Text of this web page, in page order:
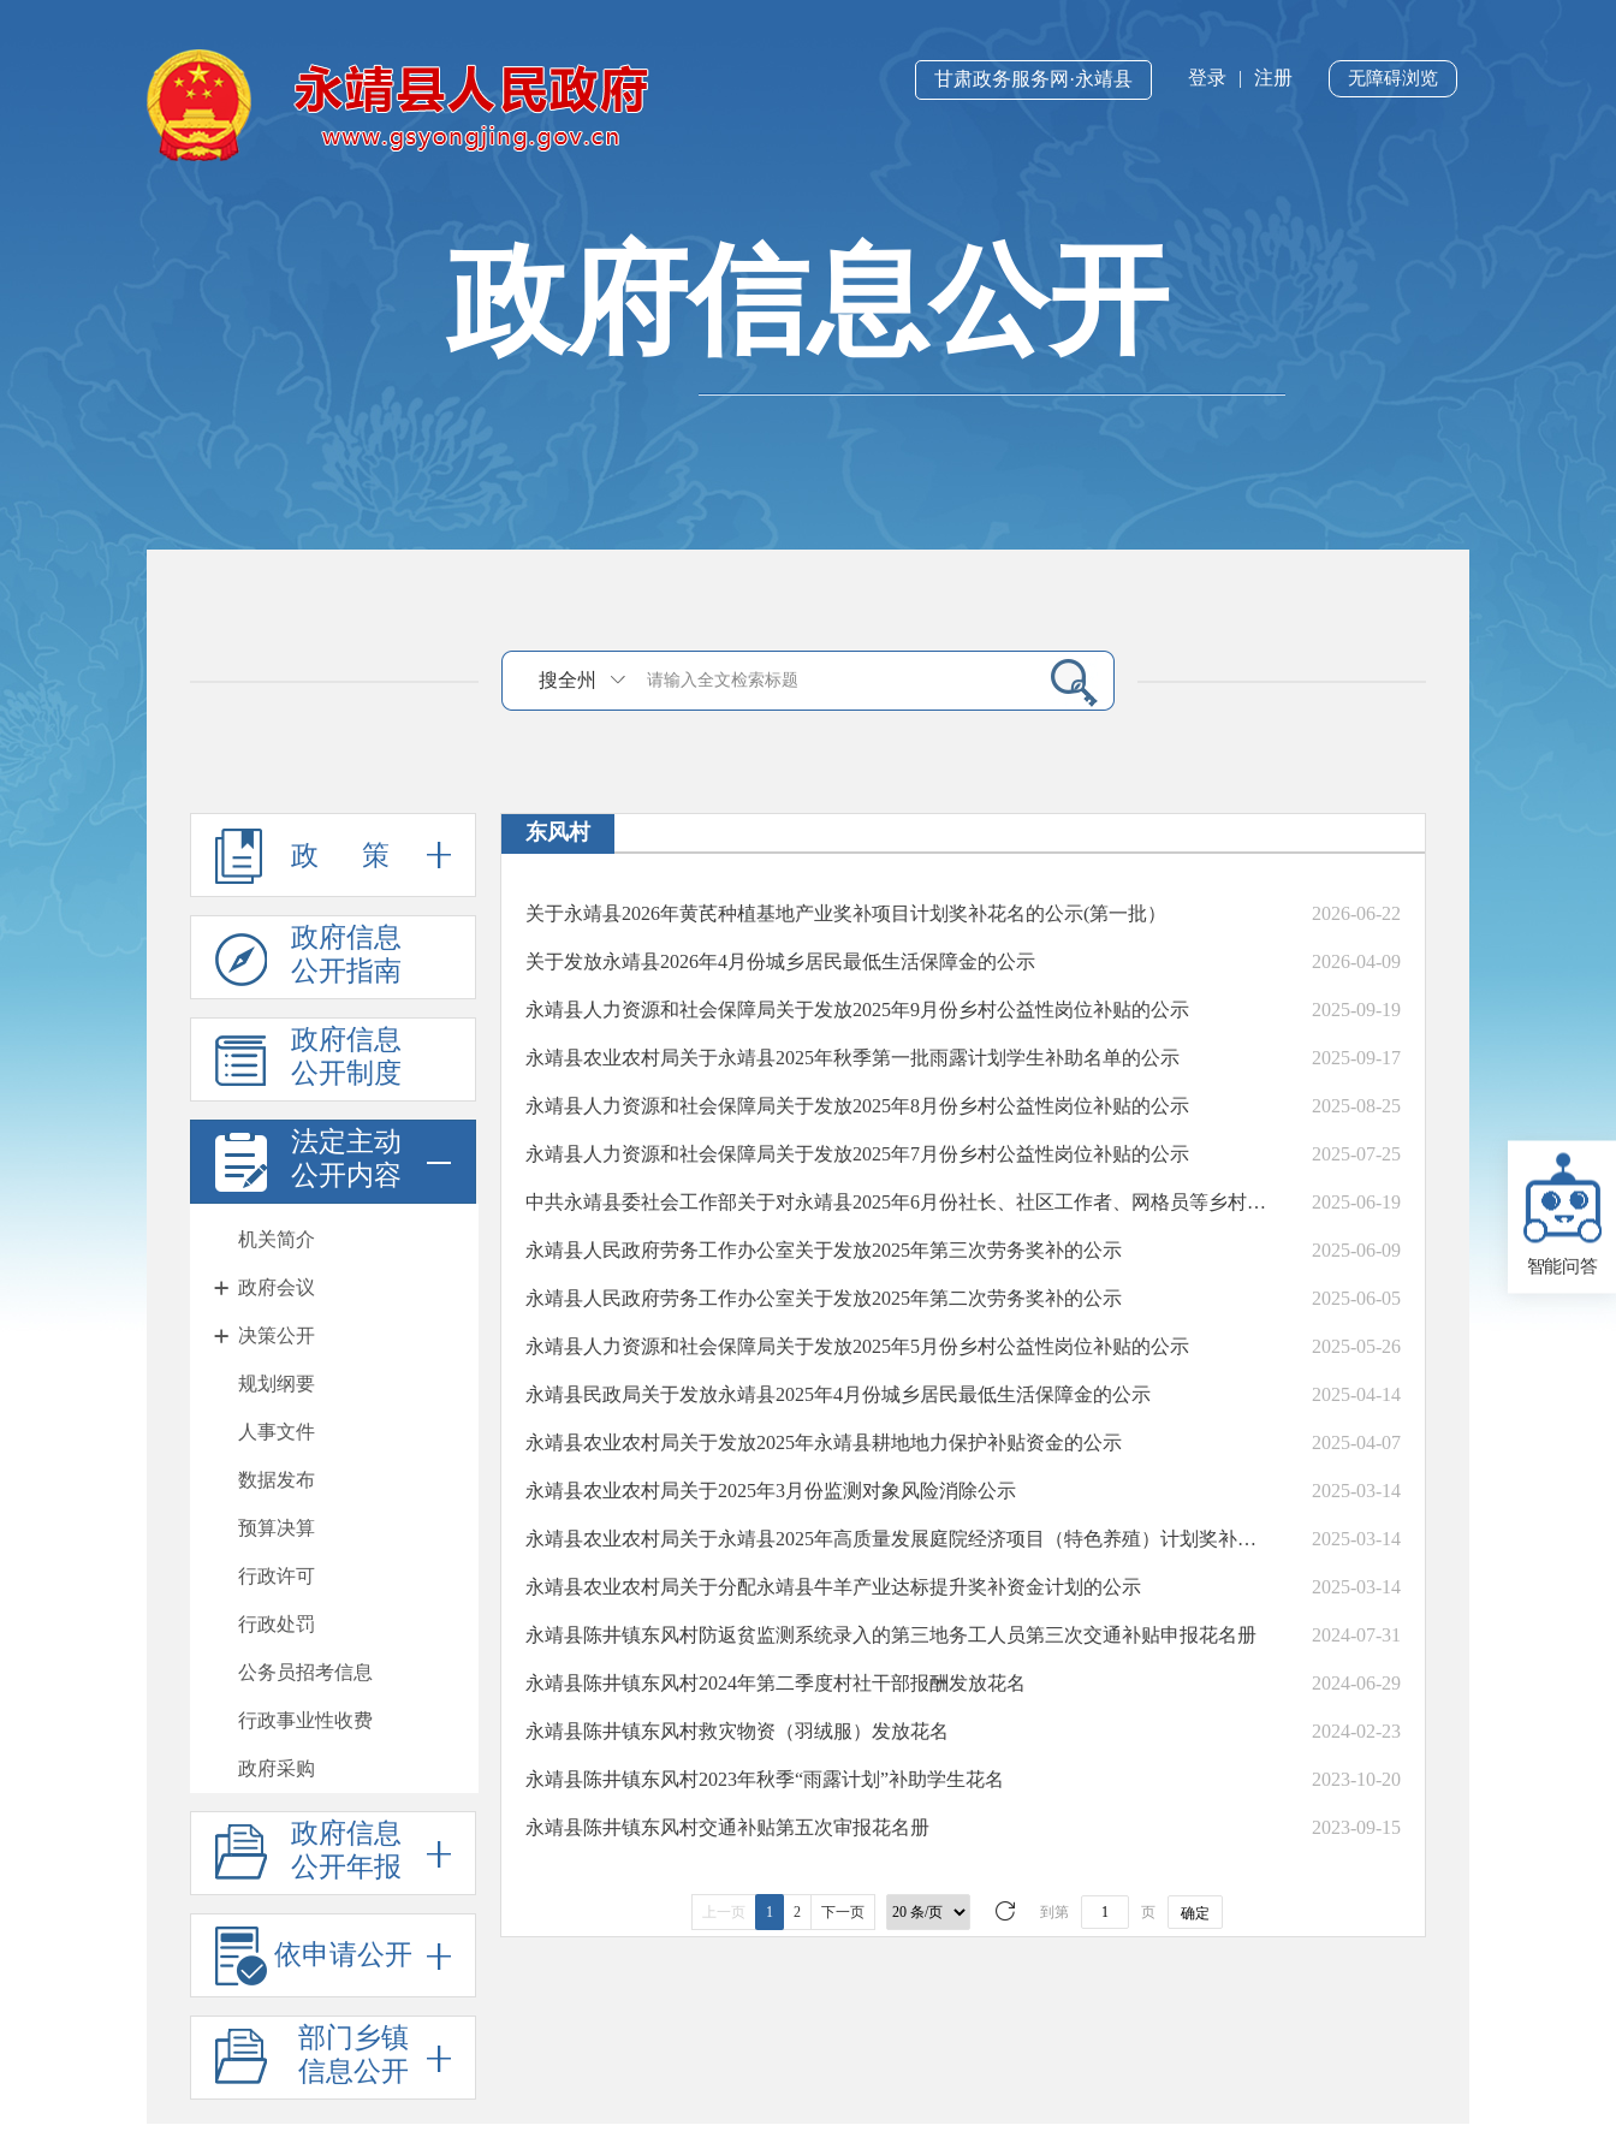
无障碍浏览
登录 | 注册
甘肃政务服务网·永靖县
政府信息公开
搜全州
政 策
政府信息
公开指南
政府信息
公开制度
法定主动
公开内容
机关简介
政府会议
决策公开
规划纲要
人事文件
数据发布
预算决算
行政许可
行政处罚
公务员招考信息
行政事业性收费
政府采购
重大项目
重大民生信息
建议提案办理
政府工作报告
政府信息公开标准目录
助企纾困
政府信息
公开年报
依申请公开
部门乡镇
信息公开
东风村
关于永靖县2026年黄芪种植基地产业奖补项目计划奖补花名的公示(第一批） 2026-06-22
关于发放永靖县2026年4月份城乡居民最低生活保障金的公示 2026-04-09
永靖县人力资源和社会保障局关于发放2025年9月份乡村公益性岗位补贴的公示 2025-09-19
永靖县农业农村局关于永靖县2025年秋季第一批雨露计划学生补助名单的公示 2025-09-17
永靖县人力资源和社会保障局关于发放2025年8月份乡村公益性岗位补贴的公示 2025-08-25
永靖县人力资源和社会保障局关于发放2025年7月份乡村公益性岗位补贴的公示 2025-07-25
中共永靖县委社会工作部关于对永靖县2025年6月份社长、社区工作者、网格员等乡村工作人员报酬发放情况的公示 2025-06-19
永靖县人民政府劳务工作办公室关于发放2025年第三次劳务奖补的公示 2025-06-09
永靖县人民政府劳务工作办公室关于发放2025年第二次劳务奖补的公示 2025-06-05
永靖县人力资源和社会保障局关于发放2025年5月份乡村公益性岗位补贴的公示 2025-05-26
永靖县民政局关于发放永靖县2025年4月份城乡居民最低生活保障金的公示 2025-04-14
永靖县农业农村局关于发放2025年永靖县耕地地力保护补贴资金的公示 2025-04-07
永靖县农业农村局关于2025年3月份监测对象风险消除公示 2025-03-14
永靖县农业农村局关于永靖县2025年高质量发展庭院经济项目（特色养殖）计划奖补花名的公示 2025-03-14
永靖县农业农村局关于分配永靖县牛羊产业达标提升奖补资金计划的公示 2025-03-14
永靖县陈井镇东风村防返贫监测系统录入的第三地务工人员第三次交通补贴申报花名册 2024-07-31
永靖县陈井镇东风村2024年第二季度村社干部报酬发放花名 2024-06-29
永靖县陈井镇东风村救灾物资（羽绒服）发放花名 2024-02-23
永靖县陈井镇东风村2023年秋季“雨露计划”补助学生花名 2023-10-20
永靖县陈井镇东风村交通补贴第五次审报花名册 2023-09-15
上一页 1 2 下一页 到第 页 确定
智能问答